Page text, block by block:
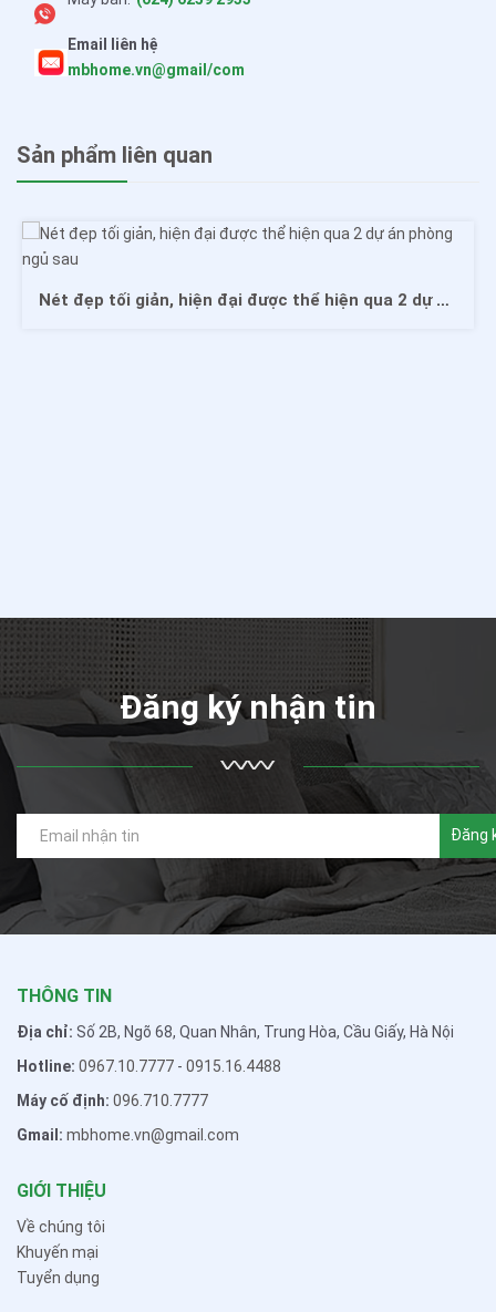
Email liên hệ
mbhome.vn@gmail/com
Sản phẩm liên quan
Nét đẹp tối giản, hiện đại được thể hiện qua 2 dự án phòng ngủ sau
Đăng ký nhận tin
Đăng
THÔNG TIN
Địa chỉ: Số 2B, Ngõ 68, Quan Nhân, Trung Hòa, Cầu Giấy, Hà Nội
Hotline: 0967.10.7777 - 0915.16.4488
Máy cố định: 096.710.7777
Gmail: mbhome.vn@gmail.com
GIỚI THIỆU
Về chúng tôi
Khuyến mại
Tuyển dụng